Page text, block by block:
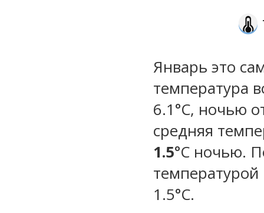
Январь это
температура
6.1°C, ночью
средняя
1.5°C ночью.
температурой
1.5°С.